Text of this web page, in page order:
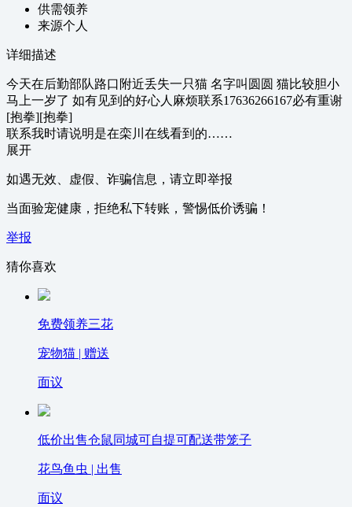
供需领养
来源个人
详细描述
今天在后勤部队路口附近丢失一只猫 名字叫圆圆 猫比较胆小
马上一岁了 如有见到的好心人麻烦联系17636266167必有重谢
[抱拳][抱拳]
联系我时请说明是在栾川在线看到的……
展开
如遇无效、虚假、诈骗信息，请立即举报
当面验宠健康，拒绝私下转账，警惕低价诱骗！
举报
猜你喜欢
免费领养三花
宠物猫 | 赠送
面议
低价出售仓鼠同城可自提可配送带笼子
花鸟鱼虫 | 出售
面议